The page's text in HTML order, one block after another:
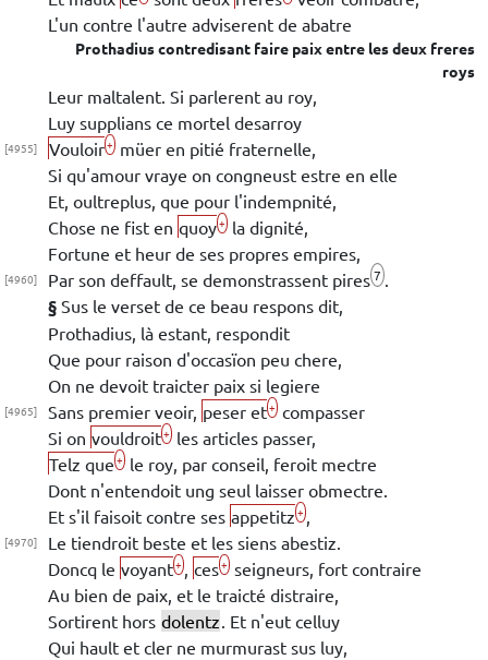
L'un contre l'autre adviserent de abatre
Prothadiuscontredisant faire paix entre les deux freres
roys
Leur maltalent. Si parlerent au roy,
Luy supplians ce mortel desarroy
[4955] Vouloir+ müer en pitié fraternelle,
Si qu'amour vraye on congneust estre en elle
Et, oultreplus, que pour l'indempnité,
Chose ne fist en quoy+ la dignité,
Fortune et heur de ses propres empires,
[4960] Par son deffault, se demonstrassent pires7
§ Sus le verset de ce beau respons dit,
Prothadius là estant, respondit
Que pour raison d'occasïon peu chere,
On ne devoit traicter paix si legiere
[4965] Sans premier veoir, peser et+ compasser
Si on vouldroit+ les articles passer,
Telz que + le roy, par conseil, feroit mectre
Dont n'entendoit ung seul laisser obmectre.
Et s'il faisoit contre ses appetitz +
[4970]
Le tiendroit beste et les siens abestiz.
Doncq le voyant+ ces+ seigneurs, fort contraire
Au bien de paix, et le traicté distraire,
Sortirent hors dolentz . Et n'eut celluy
Qui hault et cler ne murmurast sus luy,